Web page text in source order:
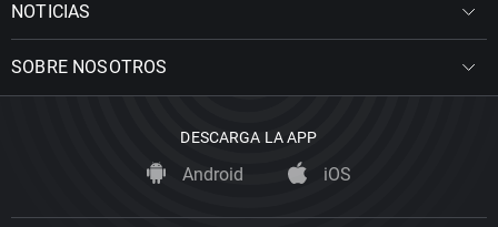
NOTICIAS
SOBRE NOSOTROS
DESCARGA LA APP
Android iOS